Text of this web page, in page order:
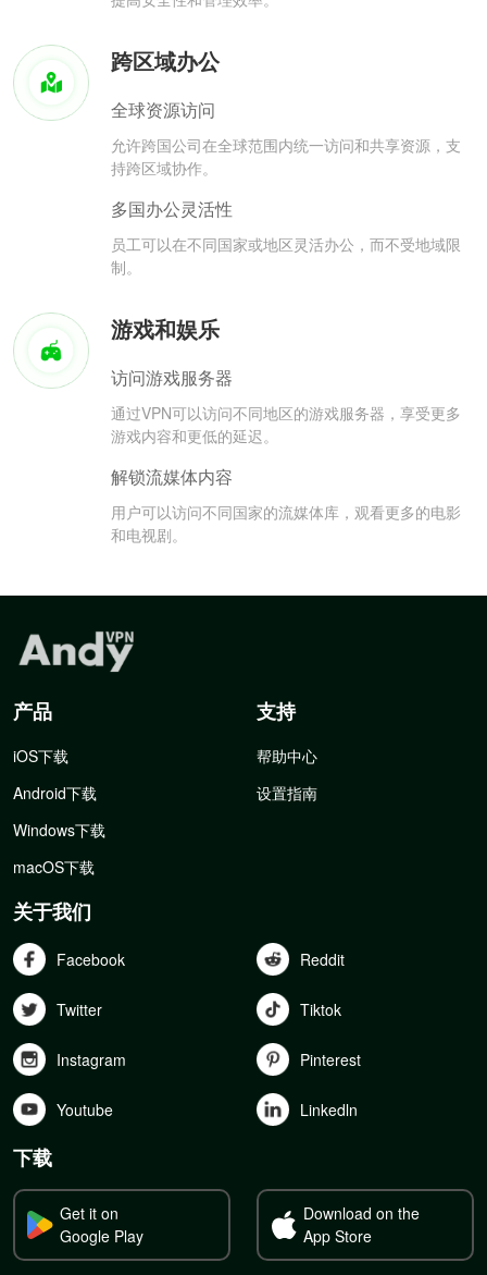
跨区域办公
全球资源访问
允许跨国公司在全球范围内统一访问和共享资源，支
持跨区域协作。
多国办公灵活性
员工可以在不同国家或地区灵活办公，而不受地域限
制。
游戏和娱乐
访问游戏服务器
通过VPN可以访问不同地区的游戏服务器，享受更多
游戏内容和更低的延迟。
解锁流媒体内容
用户可以访问不同国家的流媒体库，观看更多的电影
和电视剧。
产品
iOS下载
Android下载
Windows下载
macOS下载
支持
帮助中心
设置指南
关于我们
Facebook Reddit
Twitter Tiktok
Instagram Pinterest
Youtube Linkedln
下载
Get it on
Google Play
Download on the
App Store